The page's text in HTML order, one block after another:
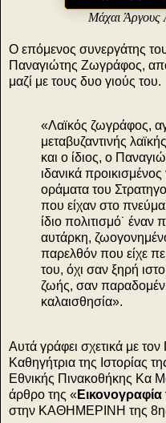
Μάχαι Άργους
Ο επόμενος συνεργάτης
Παναγιώτης Ζωγράφος,
μαζί με τους δυο γιούς του.
«Λαϊκός ζωγράφος,
μεταβυζαντινής
και ο ίδιος, ο
ιδανικά
οράματα του
που είχαν στο
ίδιο πολιτισμό˙ έναν
αυτάρκη,
παρελθόν που είχε
του, όχι σαν ξηρή
ζωής, σαν
καλαισθησία».
Αυτά γράφει σχετικά με
Καθηγήτρια της Ιστορίας
Εθνικής Πινακοθήκης Κα
άρθρο της «
στην ΚΑΘΗΜΕΡΙΝΗ της 8ης